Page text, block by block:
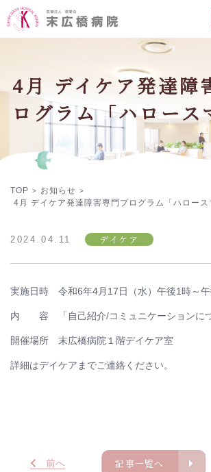
ご挨拶
病院概要
交通アクセス
フロア案内
関連施設
院内の活動・取り組み
当院の医療について詳しく知りたい方へ
外来・入院案内
精神科外来
内科外来
入院のご案内
診療科・部門
デイケアセンター「ねむの木」
お知らせ
採用情報
4月 デイケア発達障
ログラム「ハロース
TOP > お知らせ >
4月 デイケア発達障害専門プログラム「ハロース
2024.04.11 デイケア
実施日時 令和6年4月17日（水）午後1時～
内 容 「自己紹介/コミュニケーションにつ
開催場所 末広橋病院１階デイケア室
詳細はデイケアまでご連絡ください。
前へ 記事一覧へ